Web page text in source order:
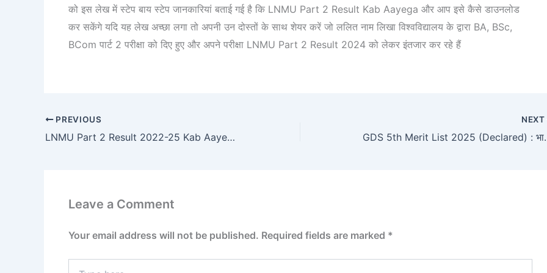
को इस लेख में स्टेप बाय स्टेप जानकारियां बताई गई है कि LNMU Part 2 Result Kab Aayega और आप इसे कैसे डाउनलोड
कर सकेंगे यदि यह लेख अच्छा लगा तो अपनी उन दोस्तों के साथ शेयर करें जो ललित नाम लिखा विश्वविद्यालय के द्वारा BA, BSc,
BCom पार्ट 2 परीक्षा को दिए हुए और अपने परीक्षा LNMU Part 2 Result 2024 को लेकर इंतजार कर रहे हैं
PREVIOUS
LNMU Part 2 Result 2022-25 Kab Aayega : LNMU पार्ट 2 रिजल्ट 2022-25 तिथि घोषित यहां से चेक करें
NEXT
GDS 5th Merit List
Leave a Comment
Your email address will not be published. Required fields are marked *